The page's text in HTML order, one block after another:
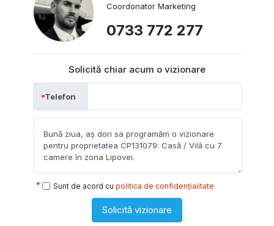
Coordonator Marketing
0733 772 277
Solicită chiar acum o vizionare
Telefon
Sunt de acord cu politica de confidențialitate
Solicită vizionare